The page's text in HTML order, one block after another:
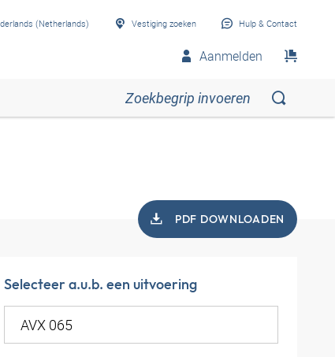
(Netherlands) Vestiging zoeken Hulp & Contact
Aanmelden
PDF DOWNLOADEN
Selecteer a.u.b. een uitvoering